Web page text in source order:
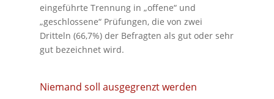
eingeführte Trennung in „offene“ und
„geschlossene“ Prüfungen, die von zwei
Dritteln (66,7%) der Befragten als gut oder sehr
gut bezeichnet wird.
Niemand soll ausgegrenzt werden